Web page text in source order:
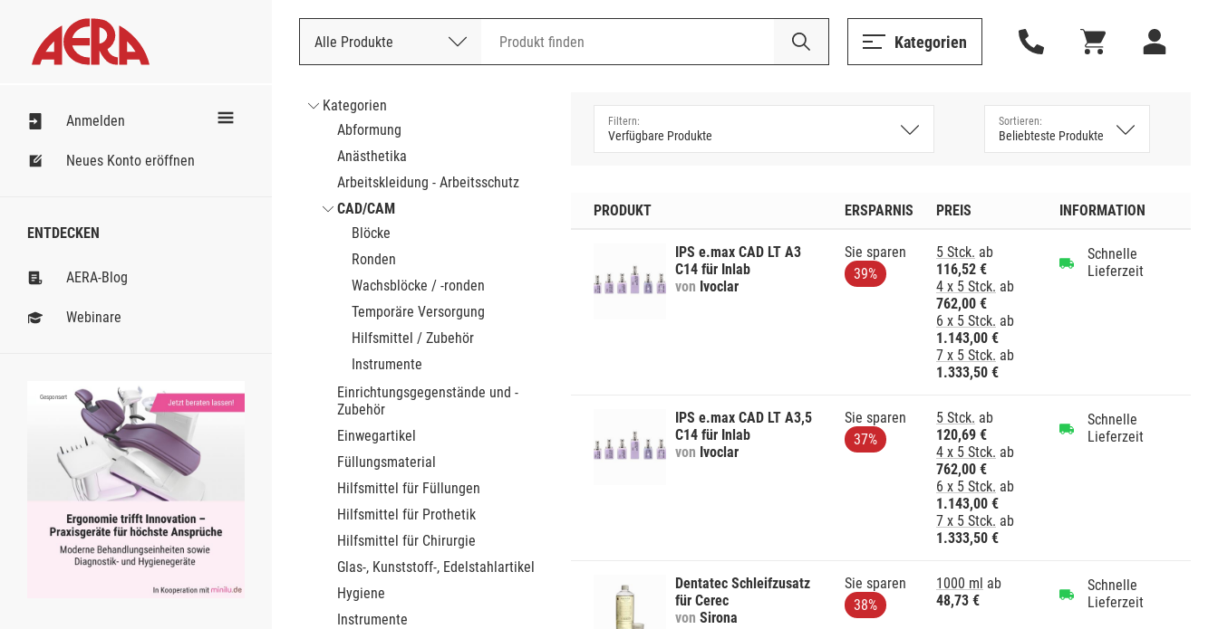
Alle Produkte
Nach Bestellnummer Kategorien
Anmelden
Neues Konto eröffnen
ENTDECKEN
AERA-Blog
Webinare
Gesponsert
Kategorien
Abformung
Anästhetika
Arbeitskleidung - Arbeitsschutz
CAD/CAM
Blöcke
Ronden
Wachsblöcke / -ronden
Temporäre Versorgung
Hilfsmittel / Zubehör
Instrumente
Einrichtungsgegenstände und -
Zubehör
Einwegartikel
Füllungsmaterial
Hilfsmittel für Füllungen
Hilfsmittel für Prothetik
Hilfsmittel für Chirurgie
Glas-, Kunststoff-, Edelstahlartikel
Hygiene
Instrumente
PRODUKT ERSPARNIS PREIS INFORMATION
IPS e.max CAD LT A3
C14 für Inlab
von Ivoclar
Sie sparen
39%
5 Stck. ab
116,52 €
4 x 5 Stck. ab
762,00 €
6 x 5 Stck. ab
1.143,00 €
7 x 5 Stck. ab
1.333,50 €
Schnelle
Lieferzeit
IPS e.max CAD LT A3,5
C14 für Inlab
von Ivoclar
Sie sparen
37%
5 Stck. ab
120,69 €
4 x 5 Stck. ab
762,00 €
6 x 5 Stck. ab
1.143,00 €
7 x 5 Stck. ab
1.333,50 €
Schnelle
Lieferzeit
Dentatec Schleifzusatz
für Cerec
von Sirona
Sie sparen
38%
1000 ml ab
48,73 €
Schnelle
Lieferzeit